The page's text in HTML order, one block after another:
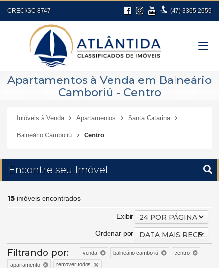
CRECI/SC 8747 (47) 3365-2659
Apartamentos à Venda em Balneário
Camboriú - Centro
Imóveis à Venda Apartamentos Santa Catarina
Balneário Camboriú Centro
Encontre seu Imóvel
15 imóveis encontrados
Exibir 24 POR PÁGINA
Ordenar por DATA MAIS RECENTE
Filtrando por: venda balneário camboriú
centro
apartamento
remover todos